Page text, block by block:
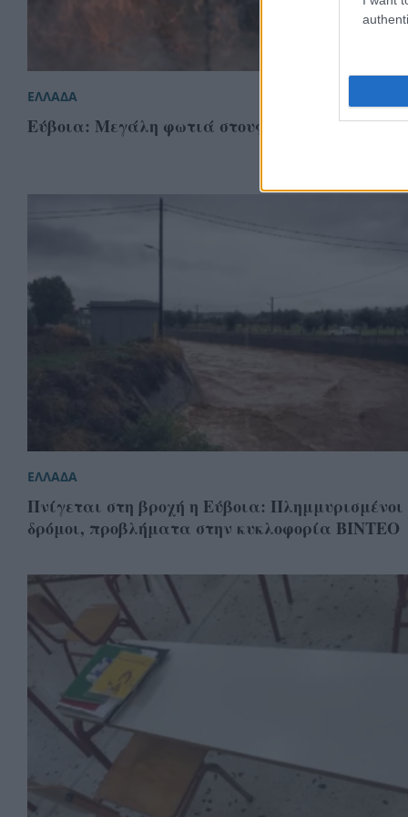
ΕΛΛΑΔΑ
Εύβοια: Μεγάλη φωτιά στους Τσακαίους
ΕΛΛΑΔΑ
Πνίγεται στη βροχή η Εύβοια: Πλημμυρισμένοι
δρόμοι, προβλήματα στην κυκλοφορία ΒΙΝΤΕΟ